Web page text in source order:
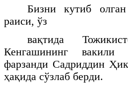
Бизни кутиб
раиси, ўз
вақтида
Кенгашининг вакили
фарзанди Садриддин
ҳақида сўзлаб берди.